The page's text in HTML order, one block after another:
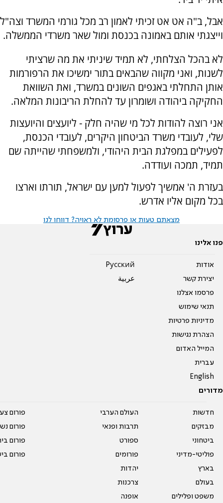
אבל, ב"ה אט אט זכיתי לאמון רב מכל גורמי המשרד וצה"ל
וייצגתי אותם באמונה בכנסת ומול שאר משרדי הממשלה.
לא בהכל הצלחתי, לא תמיד שיניתי את מה שרציתי
לשנות, ואני מקווה שהבאים בתור ימשיכו את הרפורמות
אותן התחלתי באגפים השונים במשרד, ואת השוואת
החקיקה ביהודה ושומרון עד להחלת הריבונות המלאה.
אני רוצה להודות לכל מי שהיה חלק - ליועצים והיועצות
שלי, לעובדי משרד הביטחון היקרים, לעובדי הכנסת,
לפעילים במפלגת הבית היהודי, ולמשפחתי שהייתה שם
תמיד, תמכה ועודדה.
בעזרת ה' אמשיך לפעול למען עם ישראל, תורתו וארצו
בכל מקום אליו אדרש.
מצאתם טעות או פרסומת לא ראויה? דווחו לנו
פנו אלינו
אודות
יצירת קשר
פרסמו אצלנו
תנאי שימוש
מדיניות פרטיות
הצהרת נגישות
המייל האדום
עברית
English
Pусский
عربية
מדורים
חדשות
מבזקים
ביטחוני
פוליטי-מדיני
בארץ
בעולם
משפט ופלילים
העולם הערבי
תרבות ופנאי
ספורט
פורומים
יהדות
צרכנות
אופנה
פורום
פורום
פורום
פורום